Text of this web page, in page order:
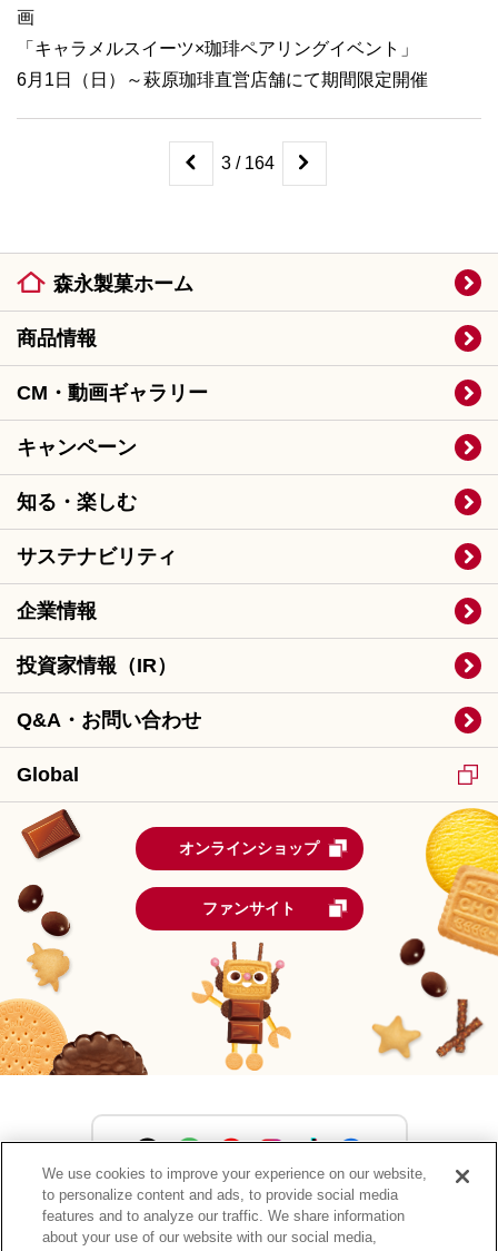
画
「キャラメルスイーツ×珈琲ペアリングイベント」
6月1日（日）～萩原珈琲直営店舗にて期間限定開催
3 / 164
森永製菓ホーム
商品情報
CM・動画ギャラリー
キャンペーン
知る・楽しむ
サステナビリティ
企業情報
投資家情報（IR）
Q&A・お問い合わせ
Global
オンラインショップ
ファンサイト
森永製菓公式アカウント一覧
We use cookies to improve your experience on our website,
to personalize content and ads, to provide social media
features and to analyze our traffic. We share information
about your use of our website with our social media,